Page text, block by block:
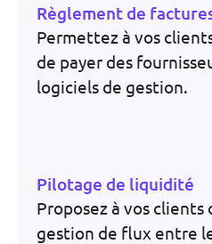
Règlement de
Permettez à vos
de payer des
logiciels de gestion.
Pilotage de liquidité
Proposez à vos clients
gestion de flux entre